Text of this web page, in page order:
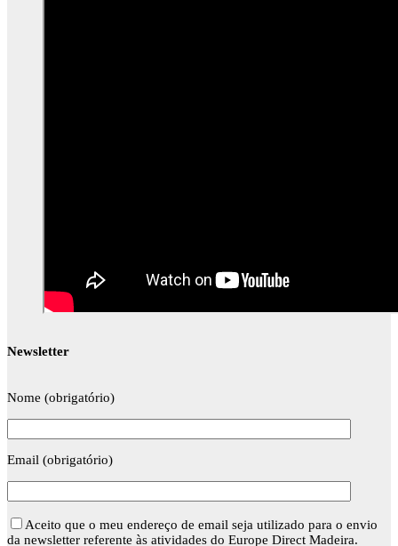
Newsletter
Nome (obrigatório)
Email (obrigatório)
Aceito que o meu endereço de email seja utilizado para o envio
da newsletter referente às atividades do Europe Direct Madeira.